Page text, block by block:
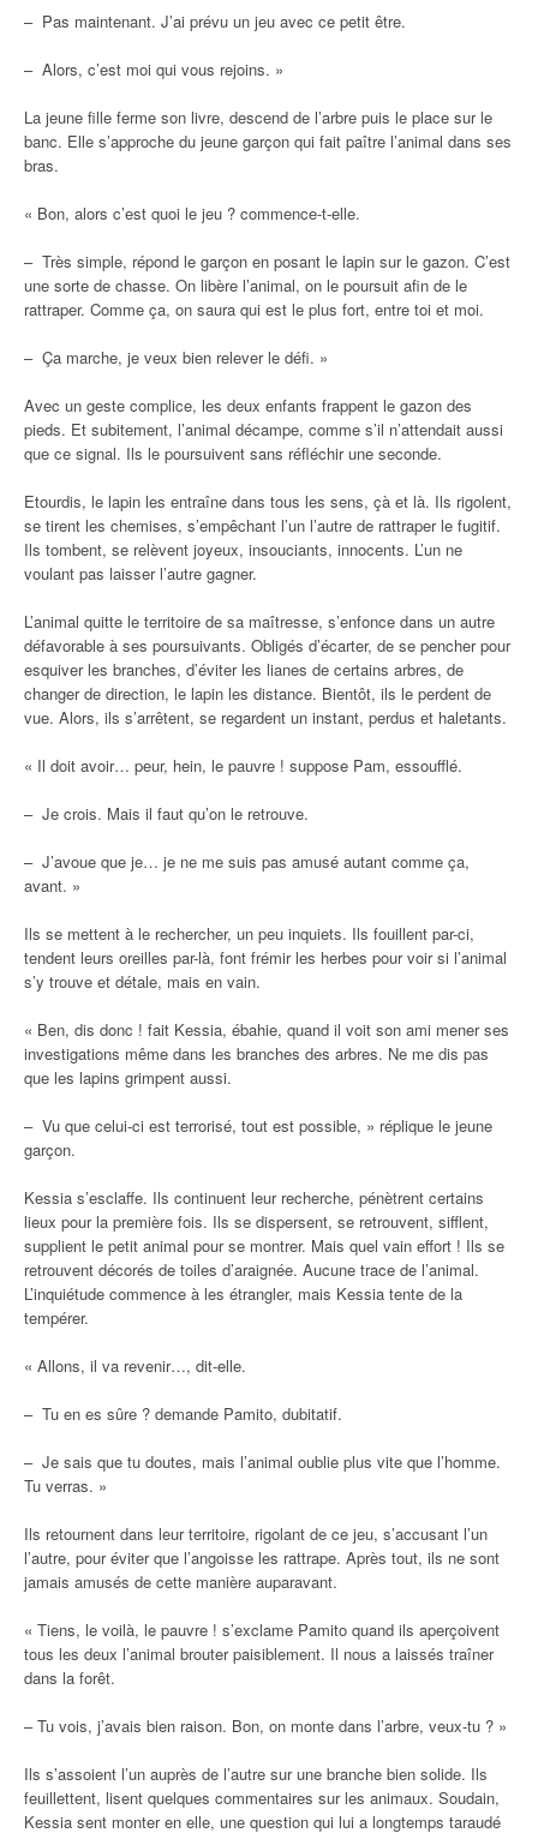
– Pas maintenant. J’ai prévu un jeu avec ce petit être.
– Alors, c’est moi qui vous rejoins. »
La jeune fille ferme son livre, descend de l’arbre puis le place sur le
banc. Elle s’approche du jeune garçon qui fait paître l’animal dans ses
bras.
« Bon, alors c’est quoi le jeu ? commence-t-elle.
– Très simple, répond le garçon en posant le lapin sur le gazon. C’est
une sorte de chasse. On libère l’animal, on le poursuit afin de le
rattraper. Comme ça, on saura qui est le plus fort, entre toi et moi.
– Ça marche, je veux bien relever le défi. »
Avec un geste complice, les deux enfants frappent le gazon des
pieds. Et subitement, l’animal décampe, comme s’il n’attendait aussi
que ce signal. Ils le poursuivent sans réfléchir une seconde.
Etourdis, le lapin les entraîne dans tous les sens, çà et là. Ils rigolent,
se tirent les chemises, s’empêchant l’un l’autre de rattraper le fugitif.
Ils tombent, se relèvent joyeux, insouciants, innocents. L’un ne
voulant pas laisser l’autre gagner.
L’animal quitte le territoire de sa maîtresse, s’enfonce dans un autre
défavorable à ses poursuivants. Obligés d’écarter, de se pencher pour
esquiver les branches, d’éviter les lianes de certains arbres, de
changer de direction, le lapin les distance. Bientôt, ils le perdent de
vue. Alors, ils s’arrêtent, se regardent un instant, perdus et haletants.
« Il doit avoir… peur, hein, le pauvre ! suppose Pam, essoufflé.
– Je crois. Mais il faut qu’on le retrouve.
– J’avoue que je… je ne me suis pas amusé autant comme ça,
avant. »
Ils se mettent à le rechercher, un peu inquiets. Ils fouillent par-ci,
tendent leurs oreilles par-là, font frémir les herbes pour voir si l’animal
s’y trouve et détale, mais en vain.
« Ben, dis donc ! fait Kessia, ébahie, quand il voit son ami mener ses
investigations même dans les branches des arbres. Ne me dis pas
que les lapins grimpent aussi.
– Vu que celui-ci est terrorisé, tout est possible, » réplique le jeune
garçon.
Kessia s’esclaffe. Ils continuent leur recherche, pénètrent certains
lieux pour la première fois. Ils se dispersent, se retrouvent, sifflent,
supplient le petit animal pour se montrer. Mais quel vain effort ! Ils se
retrouvent décorés de toiles d’araignée. Aucune trace de l’animal.
L’inquiétude commence à les étrangler, mais Kessia tente de la
tempérer.
« Allons, il va revenir…, dit-elle.
– Tu en es sûre ? demande Pamito, dubitatif.
– Je sais que tu doutes, mais l’animal oublie plus vite que l’homme.
Tu verras. »
Ils retournent dans leur territoire, rigolant de ce jeu, s’accusant l’un
l’autre, pour éviter que l’angoisse les rattrape. Après tout, ils ne sont
jamais amusés de cette manière auparavant.
« Tiens, le voilà, le pauvre ! s’exclame Pamito quand ils aperçoivent
tous les deux l’animal brouter paisiblement. Il nous a laissés traîner
dans la forêt.
– Tu vois, j’avais bien raison. Bon, on monte dans l’arbre, veux-tu ? »
Ils s’assoient l’un auprès de l’autre sur une branche bien solide. Ils
feuillettent, lisent quelques commentaires sur les animaux. Soudain,
Kessia sent monter en elle, une question qui lui a longtemps taraudé